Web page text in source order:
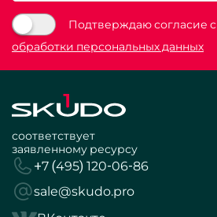
Подтверждаю согласие с
обработки персональных данных
соответствует
заявленному ресурсу
+7 (495) 120-06-86
sale@skudo.pro